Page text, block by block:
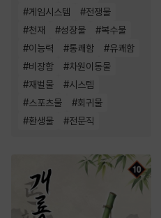
#게임시스템 #전쟁물
#천재 #성장물 #복수물
#이능력 #통쾌함 #유쾌함
#비장함 #차원이동물
#재벌물 #시스템
#스포츠물 #회귀물
#환생물 #전문직